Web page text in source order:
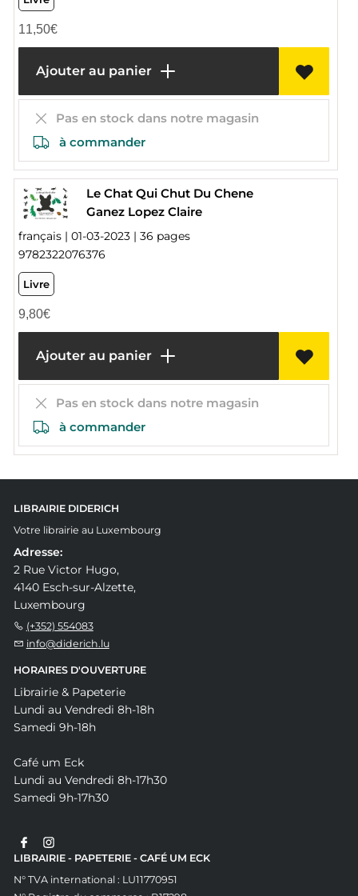
11,50€
Ajouter au panier
Pas en stock dans notre magasin
à commander
Le Chat Qui Chut Du Chene
Ganez Lopez Claire
français | 01-03-2023 | 36 pages
9782322076376
Livre
9,80€
Ajouter au panier
Pas en stock dans notre magasin
à commander
LIBRAIRIE DIDERICH
Votre librairie au Luxembourg
Adresse:
2 Rue Victor Hugo,
4140 Esch-sur-Alzette,
Luxembourg
(+352) 554083
info@diderich.lu
HORAIRES D'OUVERTURE
Librairie & Papeterie
Lundi au Vendredi 8h-18h
Samedi 9h-18h
Café um Eck
Lundi au Vendredi 8h-17h30
Samedi 9h-17h30
LIBRAIRIE - PAPETERIE - CAFÉ UM ECK
N° TVA international : LU11770951